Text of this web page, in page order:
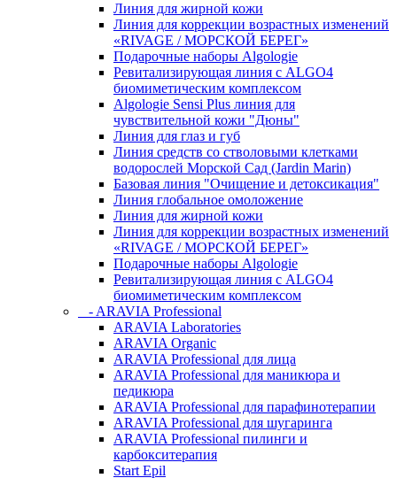
Линия для жирной кожи
Линия для коррекции возрастных изменений
«RIVAGE / МОРСКОЙ БЕРЕГ»
Подарочные наборы Algologie
Ревитализирующая линия с ALGO4
биомиметическим комплексом
Algologie Sensi Plus линия для
чувcтвительной кожи "Дюны"
Линия для глаз и губ
Линия средств со стволовыми клетками
водорослей Морской Сад (Jardin Marin)
Базовая линия "Очищение и детоксикация"
Линия глобальное омоложение
Линия для жирной кожи
Линия для коррекции возрастных изменений
«RIVAGE / МОРСКОЙ БЕРЕГ»
Подарочные наборы Algologie
Ревитализирующая линия с ALGO4
биомиметическим комплексом
- ARAVIA Professional
ARAVIA Laboratories
ARAVIA Organic
ARAVIA Professional для лица
ARAVIA Professional для маникюра и
педикюра
ARAVIA Professional для парафинотерапии
ARAVIA Professional для шугаринга
ARAVIA Professional пилинги и
карбокситерапия
Start Epil